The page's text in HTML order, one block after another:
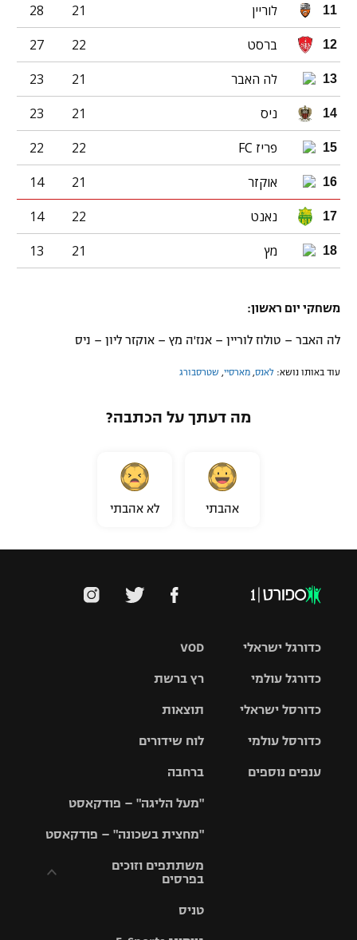
11 לוריין 21
28
12 ברסט 22
27
13 לה האבר 21
23
14 ניס 21
23
15 פריז FC 22
22
16 אוקזר 21
14
17 נאנט 22
14
18 מץ 21
13
משחקי יום ראשון:
לה האבר – טולוז לוריין – אנז'ה מץ – אוקזר ליון – ניס
עוד באותו נושא: לאנס מארסיי שטרסבורג
מה דעתך על הכתבה?
אהבתי לא אהבתי
VOD
רץ ברשת
תוצאות
לוח שידורים
ברחבה
"מעל הליגה" – פודקאסט
"מחצית בשכונה" – פודקאסט
משתתפים וזוכים
בפרסים
וזוכים בפרסים
טניס
כדורגל ישראלי
גביע הטוטו
כדורגל עולמי
האלופות
ליגה
כדורסל ישראלי
סל
כדורסל עולמי
ענפים נוספים